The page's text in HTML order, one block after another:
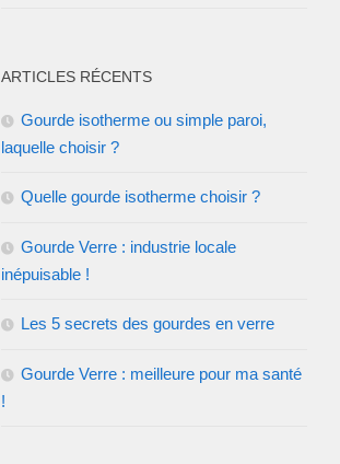
ARTICLES RÉCENTS
Gourde isotherme ou simple paroi,
laquelle choisir ?
Quelle gourde isotherme choisir ?
Gourde Verre : industrie locale
inépuisable !
Les 5 secrets des gourdes en verre
Gourde Verre : meilleure pour ma santé
!